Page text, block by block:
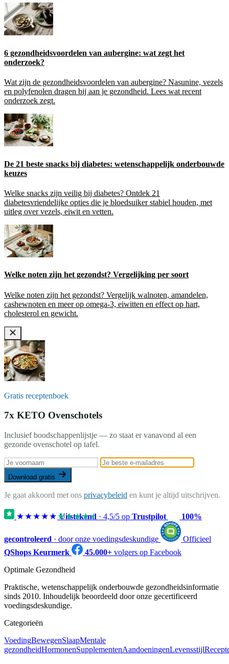
6 gezondheidsvoordelen van aubergine: wat zegt het
onderzoek?
Wat zijn de gezondheidsvoordelen van aubergine? Nasunine, vezels
en polyfenolen dragen bij aan je gezondheid. Lees wat recent
onderzoek zegt.
De 21 beste snacks bij diabetes: wetenschappelijk onderbouwde
keuzes
Welke snacks zijn veilig bij diabetes? Ontdek 21
diabetesvriendelijke opties die je bloedsuiker stabiel houden, met
uitleg over vezels, eiwit en vetten.
Welke noten zijn het gezondst? Vergelijking per soort
Welke noten zijn het gezondst? Vergelijk walnoten, amandelen,
cashewnoten en meer op omega-3, eiwitten en effect op hart,
cholesterol en gewicht.
Gratis receptenboek
7x KETO Ovenschotels
Inclusief boodschappenlijstje — zo staat er vanavond al een
gezonde ovenschotel op tafel.
Download gratis
Je gaat akkoord met ons privacybeleid en kunt je altijd uitschrijven.
★★★★★★★★★★
Uitstekend · 4,5/5 op Trustpilot 100%
gecontroleerd · door onze voedingsdeskundige
Officieel
QShops Keurmerk
45.000+ volgers op Facebook
Optimale Gezondheid
Praktische, wetenschappelijk onderbouwde gezondheidsinformatie
sinds 2010. Inhoudelijk beoordeeld door onze gecertificeerd
voedingsdeskundige.
Categorieën
VoedingBewegenSlaapMentale
gezondheidHormonenSupplementenAandoeningenLevensstijl